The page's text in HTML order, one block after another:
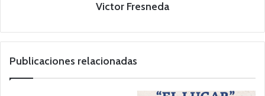
Victor Fresneda
Publicaciones relacionadas